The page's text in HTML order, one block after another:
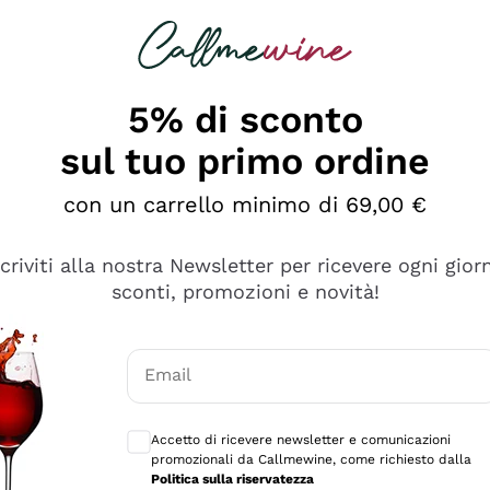
diversi e con un ampio range di prezzo. Le
5% di sconto
sul tuo primo ordine
con un carrello minimo di 69,00 €
alla nostra Newsletter per ricevere ogni
sconti, promozioni e novità!
Email
Accetto di ricevere newsletter e comunicazioni
promozionali da Callmewine, come richiesto dalla
Politica sulla riservatezza